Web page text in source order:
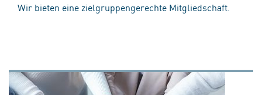
Wir bieten eine zielgruppengerechte Mitgliedschaft.